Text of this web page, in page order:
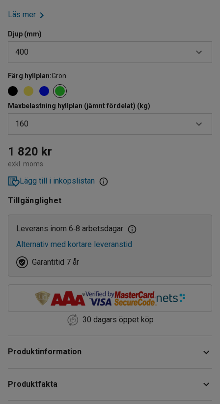
Läs mer
Djup (mm)
400
400
500
Färg hyllplan:Grön
Maxbelastning hyllplan (jämnt fördelat) (kg)
160
120
160
180
1 820 kr
exkl. moms
Lägg till i inköpslistan
Tillgänglighet
Leverans inom 6‑8 arbetsdagar
Alternativ med kortare leveranstid
Garantitid 7 år
30 dagars öppet köp
Produktinformation
passar till livsmedelshyllor. Denna hyllsektion är tillverkad
Produktfakta